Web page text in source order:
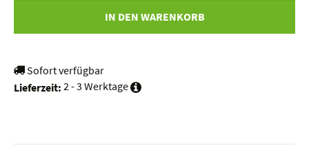
IN DEN WARENKORB
Sofort verfügbar
Lieferzeit: 2 - 3 Werktage